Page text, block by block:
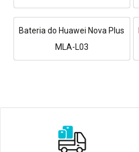
Bateria do Huawei Nova Plus
MLA-L03